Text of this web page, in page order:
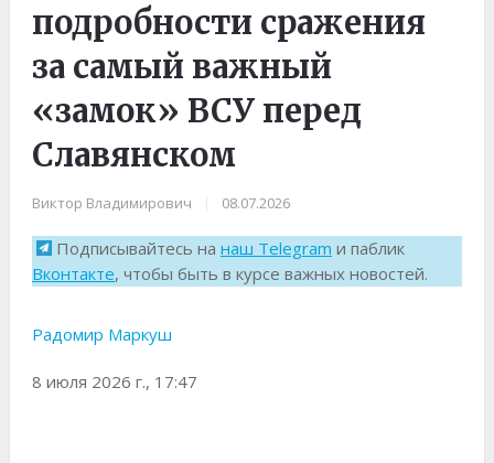
подробности сражения
за самый важный
«замок» ВСУ перед
Славянском
Виктор Владимирович 08.07.2026
Подписывайтесь на наш Telegram и паблик
Вконтакте, чтобы быть в курсе важных новостей.
Радомир Маркуш
8 июля 2026 г., 17:47